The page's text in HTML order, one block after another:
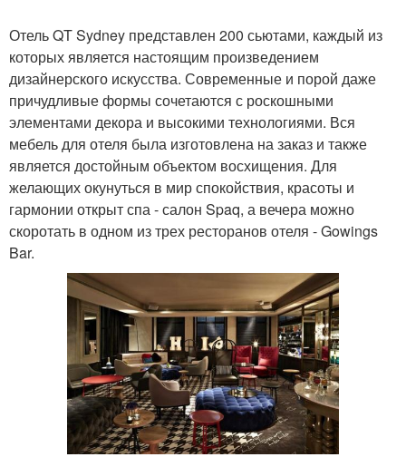
Отель QT Sydney представлен 200 сьютами, каждый из
которых является настоящим произведением
дизайнерского искусства. Современные и порой даже
причудливые формы сочетаются с роскошными
элементами декора и высокими технологиями. Вся
мебель для отеля была изготовлена на заказ и также
является достойным объектом восхищения. Для
желающих окунуться в мир спокойствия, красоты и
гармонии открыт спа - салон Spaq, а вечера можно
скоротать в одном из трех ресторанов отеля - Gowings
Bar.